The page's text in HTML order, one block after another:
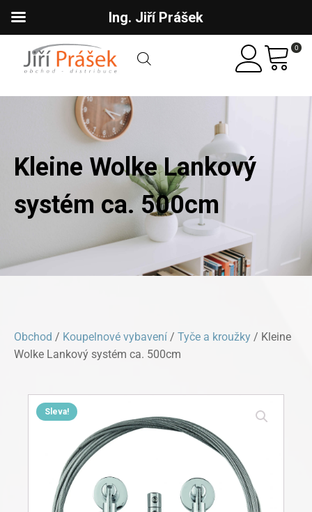
0
Kleine Wolke Lankový
systém ca. 500cm
Obchod / Koupelnové vybavení / Tyče a kroužky / Kleine
Wolke Lankový systém ca. 500cm
Sleva!
Ing. Jiří Prášek